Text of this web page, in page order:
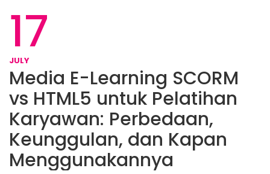
17
JULY
Media E-Learning SCORM
vs HTML5 untuk Pelatihan
Karyawan: Perbedaan,
Keunggulan, dan Kapan
Menggunakannya